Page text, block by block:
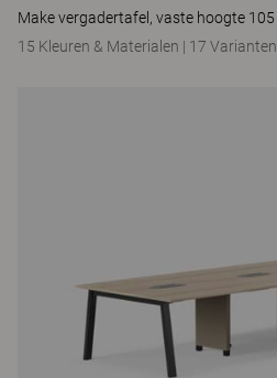
Make vergadertafel, vaste hoogte 105
15 Kleuren & Materialen | 17 Varianten